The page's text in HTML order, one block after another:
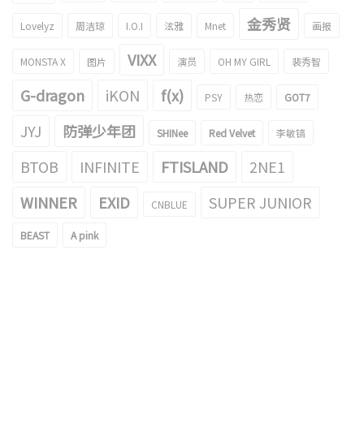
Lovelyz 周洁琼 I.O.I 泫雅 Mnet 金秀贤 画报
MONSTA X 图片 VIXX 演员 OH MY GIRL 裴秀智
G-dragon iKON f(x) PSY 热恋 GOT7
JYJ 防弹少年团 SHINee Red Velvet 李敏镐
BTOB INFINITE FTISLAND
2NE1
WINNER
EXID CNBLUE SUPER JUNIOR
BEAST A pink